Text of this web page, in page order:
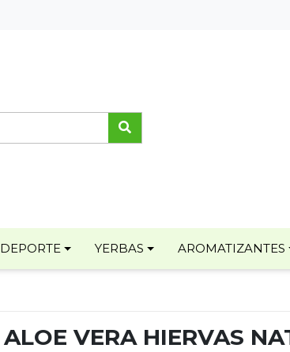
DEPORTE YERBAS AROMATIZANTES
ALOE VERA HIERVAS